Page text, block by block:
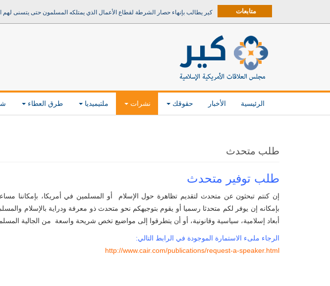
متابعات كير يطالب بإنهاء حصار الشرطة لقطاع الأعمال الذي يمتلكه المسلمون حتى يتسنى لهم
الرئيسية الأخبار حقوقك نشرات ملتيميديا طرق العطاء
طلب متحدث
طلب توفير متحدث
إن كنتم تبحثون عن متحدث لتقديم تظاهرة حول الإسلام أو المسلمين في أمريكا، بإمكاننا
بإمكانه إن يوفر لكم متحدثا رسميا أو يقوم بتوجيهكم نحو متحدث ذو معرفة ودراية بالإسلام
أبعاد إسلامية، سياسية وقانونية، أو أن يتطرقوا إلى مواضيع تخص شريحة واسعة من الجالية
الرجاء ملىء الاستمارة الموجودة في الرابط التالي:
http://www.cair.com/publications/request-a-speaker.html